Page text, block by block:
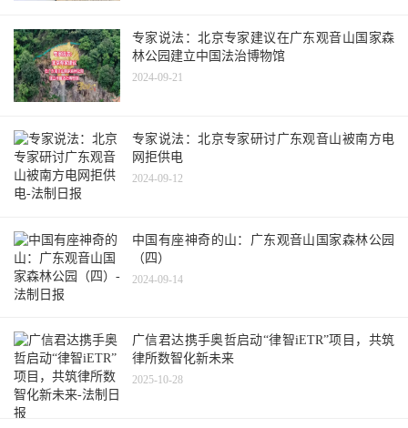
专家说法：北京专家建议在广东观音山国家森
林公园建立中国法治博物馆
2024-09-21
专家说法：北京专家研讨广东观音山被南方电
网拒供电
2024-09-12
中国有座神奇的山：广东观音山国家森林公园
（四）
2024-09-14
广信君达携手奥哲启动“律智iETR”项目，共筑
律所数智化新未来
2025-10-28